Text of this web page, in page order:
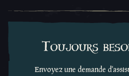
Toujours
Envoyez une demande